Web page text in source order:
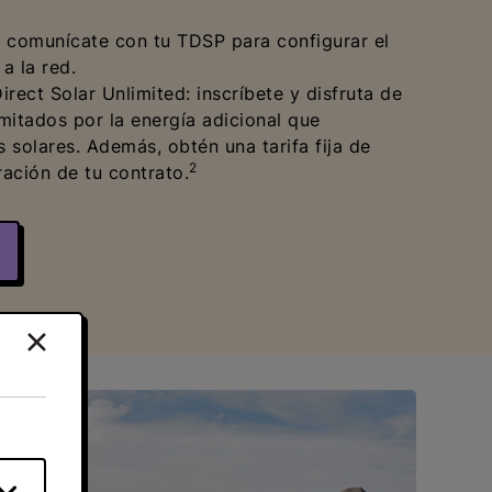
con tu TDSP para configurar el
la red.
Solar Unlimited: inscríbete y disfruta de
por la energía adicional que
solares. Además, obtén una tarifa fija de
de tu contrato.2